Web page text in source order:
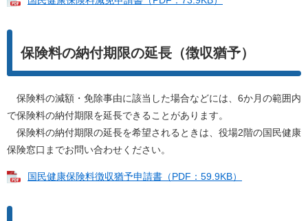
保険料の納付期限の延長（徴収猶予）
保険料の減額・免除事由に該当した場合などには、6か月の範囲内
で保険料の納付期限を延長できることがあります。
保険料の納付期限の延長を希望されるときは、役場2階の国民健康
保険窓口までお問い合わせください。
国民健康保険料徴収猶予申請書（PDF：59.9KB）